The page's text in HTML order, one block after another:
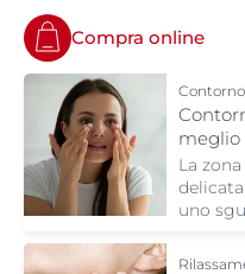
Compra online
meglio
La
uno